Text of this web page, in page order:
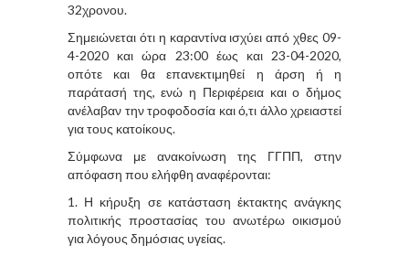
32χρονου.
Σημειώνεται ότι η καραντίνα ισχύει από χθες 09-
4-2020 και ώρα 23:00 έως και 23-04-2020,
οπότε και θα επανεκτιμηθεί η άρση ή η
παράτασή της, ενώ η Περιφέρεια και ο δήμος
ανέλαβαν την τροφοδοσία και ό,τι άλλο χρειαστεί
για τους κατοίκους.
Σύμφωνα με ανακοίνωση της ΓΓΠΠ, στην
απόφαση που ελήφθη αναφέρονται:
1. Η κήρυξη σε κατάσταση έκτακτης ανάγκης
πολιτικής προστασίας του ανωτέρω οικισμού
για λόγους δημόσιας υγείας.